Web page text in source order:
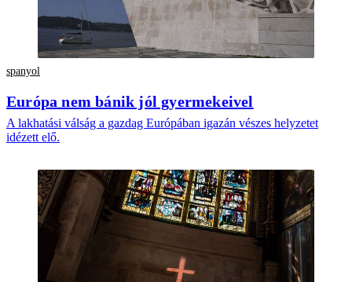
spanyol
Európa nem bánik jól gyermekeivel
A lakhatási válság a gazdag Európában igazán vészes helyzetet
idézett elő.